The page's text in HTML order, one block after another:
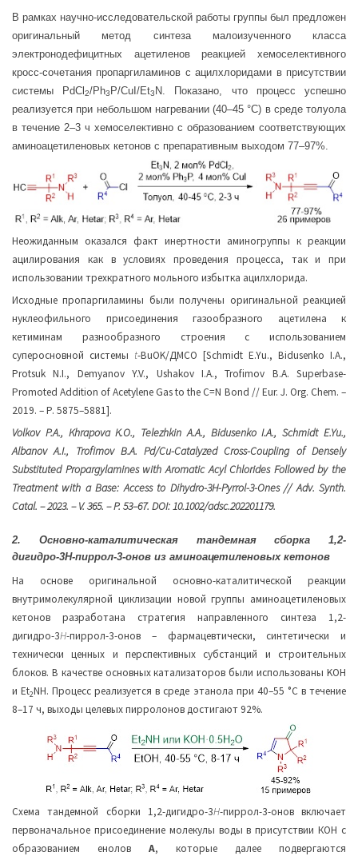
В рамках научно-исследовательской работы группы был предложен
оригинальный метод синтеза малоизученного класса
электронодефицитных ацетиленов реакцией хемоселективного
кросс-сочетания пропаргиламинов с ацилхлоридами в присутствии
системы PdCl2/Ph3 P/CuI/Et3 N. Показано, что процесс успешно
реализуется при небольшом нагревании (40–45 °C) в среде толуола
в течение 2–3 ч хемоселективно с образованием соответствующих
аминоацетиленовых кетонов с препаративным выходом 77–97%.
Неожиданным оказался факт инертности аминогруппы к реакции
ацилирования как в условиях проведения процесса, так и при
использовании трехкратного мольного избытка ацилхлорида.
Исходные пропаргиламины были получены оригинальной реакцией
нуклеофильного присоединения газообразного ацетилена к
кетиминам разнообразного строения с использованием
суперосновной системы t-BuOK/ДМСО [Schmidt E.Yu., Bidusenko I.A.,
Protsuk N.I., Demyanov Y.V., Ushakov I.A., Trofimov B.A. Superbase-
Promoted Addition of Acetylene Gas to the C=N Bond // Eur. J. Org. Chem. –
2019. – P. 5875–5881].
Volkov P.A., Khrapova K.O., Telezhkin A.A., Bidusenko I.A., Schmidt E.Yu.,
Albanov A.I., Trofimov B.A. Pd/Cu-Catalyzed Cross-Coupling of Densely
Substituted Propargylamines with Aromatic Acyl Chlorides Followed by the
Treatment with a Base: Access to Dihydro-3H-Pyrrol-3-Ones // Adv. Synth.
Catal. – 2023. –V. 365. –P. 53–67. DOI: 10.1002/adsc.202201179.
2. Основно-каталитическая тандемная сборка 1,2-
дигидро-3H-пиррол-3-онов из аминоацетиленовых кетонов
На основе оригинальной основно-каталитической реакции
внутримолекулярной циклизации новой группы аминоацетиленовых
кетонов разработана стратегия направленного синтеза 1,2-
дигидро-3H-пиррол-3-онов – фармацевтически, синтетически и
технически ценных и перспективных субстанций и строительных
блоков. В качестве основных катализаторов были использованы KOH
и Et2NH. Процесс реализуется в среде этанола при 40–55 °С в течение
8–17 ч, выходы целевых пирролонов достигают 92%.
Схема тандемной сборки 1,2-дигидро-3H-пиррол-3-онов включает
первоначальное присоединение молекулы воды в присутствии КОН с
образованием енолов А, которые далее подвергаются